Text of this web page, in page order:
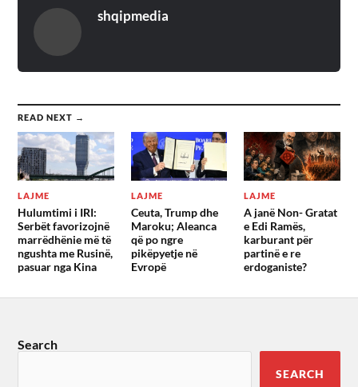
shqipmedia
READ NEXT →
LAJME
Hulumtimi i IRI:
Serbët favorizojnë
marrëdhënie më të
ngushta me Rusinë,
pasuar nga Kina
LAJME
Ceuta, Trump dhe
Maroku; Aleanca
që po ngre
pikëpyetje në
Evropë
LAJME
A janë Non- Gratat
e Edi Ramës,
karburant për
partinë e re
erdoganiste?
Search
SEARCH